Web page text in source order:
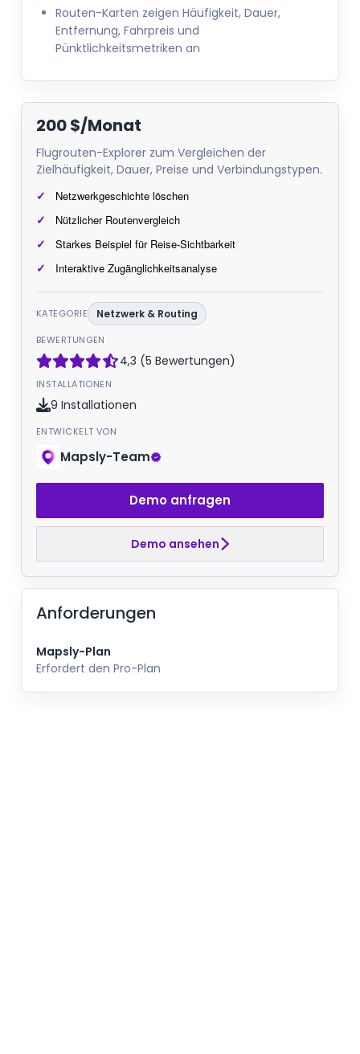
Routen-Karten zeigen Häufigkeit, Dauer,
Entfernung, Fahrpreis und
Pünktlichkeitsmetriken an
200 $/Monat
Flugrouten-Explorer zum Vergleichen der
Zielhäufigkeit, Dauer, Preise und Verbindungstypen.
Netzwerkgeschichte löschen
Nützlicher Routenvergleich
Starkes Beispiel für Reise-Sichtbarkeit
Interaktive Zugänglichkeitsanalyse
KATEGORIE Netzwerk & Routing
BEWERTUNGEN
4,3 (5 Bewertungen)
INSTALLATIONEN
9 Installationen
ENTWICKELT VON
Mapsly-Team
Demo anfragen
Demo ansehen
Anforderungen
Mapsly-Plan
Erfordert den Pro-Plan